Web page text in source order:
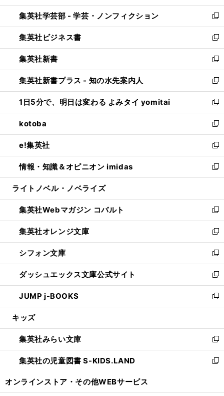
開
く
ウ
で
開
く
ン
ド
ウ
で
開
く
ウ
ィ
ン
ド
ウ
で
開
く
集英社学芸部 - 学芸・ノンフィクション
新
し
い
ウ
ィ
ン
ド
ウ
で
開
く
集英社ビジネス書
新
し
い
ウ
ィ
ン
ド
ウ
で
開
く
集英社新書
新
し
い
ウ
ィ
ン
ド
ウ
で
開
く
集英社新書プラス - 知の水先案内人
新
し
い
ウ
ィ
ン
ド
ウ
で
開
1日5分で、明日は変わる よみタイ yomitai
新
し
い
ウ
ィ
ン
ド
ウ
開
く
kotoba
新
し
い
ウ
ィ
ン
ウ
で
開
く
e!集英社
新
し
い
ウ
ン
ド
ウ
で
開
く
情報・知識＆オピニオン imidas
新
し
ウ
ィ
ン
ド
ウ
で
開
く
ライトノベル・ノベライズ
集英社Webマガジン コバルト
新
し
い
ウ
ィ
ン
ド
ウ
で
開
集英社オレンジ文庫
新
し
い
ウ
ィ
ン
ド
ウ
開
く
シフォン文庫
新
し
い
ウ
ィ
ン
ウ
で
開
く
ダッシュエックス文庫公式サイト
新
し
い
ウ
ン
ド
ウ
で
JUMP j-BOOKS
新
し
ウ
ィ
ン
ド
開
キッズ
集英社みらい文庫
新
し
い
ン
集英社の児童図書 S-KIDS.LAND
新
オンラインストア・ その他WEBサービス